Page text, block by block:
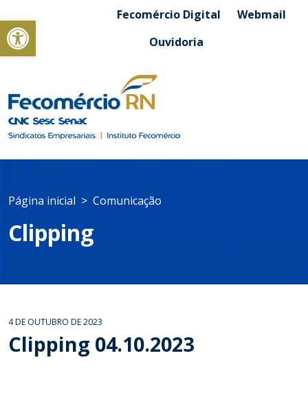
Abrir a barra de ferramentasFecomércio Digital
Webmail
Ouvidoria
Página inicial Comunicação
Clipping
4 DE OUTUBRO DE 2023
Clipping 04.10.2023